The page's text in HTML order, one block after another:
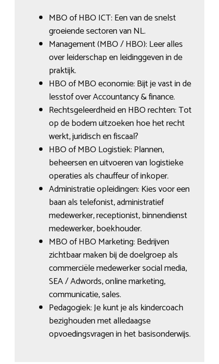
MBO of HBO ICT: Een van de snelst
groeiende sectoren van NL.
Management (MBO / HBO): Leer alles
over leiderschap en leidinggeven in de
praktijk.
HBO of MBO economie: Bijt je vast in de
lesstof over Accountancy & finance.
Rechtsgeleerdheid en HBO rechten: Tot
op de bodem uitzoeken hoe het recht
werkt, juridisch en fiscaal?
HBO of MBO Logistiek: Plannen,
beheersen en uitvoeren van logistieke
operaties als chauffeur of inkoper.
Administratie opleidingen: Kies voor een
baan als telefonist, administratief
medewerker, receptionist, binnendienst
medewerker, boekhouder.
MBO of HBO Marketing: Bedrijven
zichtbaar maken bij de doelgroep als
commerciële medewerker social media,
SEA / Adwords, online marketing,
communicatie, sales.
Pedagogiek: Je kunt je als kindercoach
bezighouden met alledaagse
opvoedingsvragen in het basisonderwijs.